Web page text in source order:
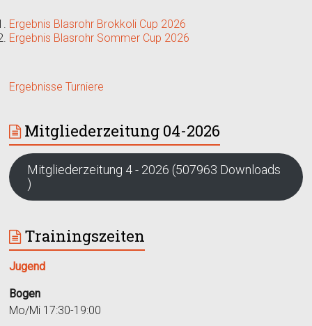
Ergebnis Blasrohr Brokkoli Cup 2026
Ergebnis Blasrohr Sommer Cup 2026
Ergebnisse Turniere
Mitgliederzeitung 04-2026
Mitgliederzeitung 4 - 2026 (507963 Downloads
)
Trainingszeiten
Jugend
Bogen
Mo/Mi 17:30-19:00